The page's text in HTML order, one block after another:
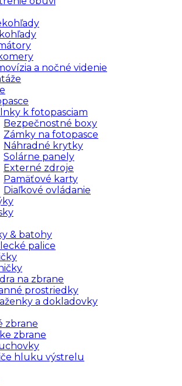
a nočné videnie
k fotopasciam
Bezpečnostné boxy
Zámky na fotopasce
Náhradné krytky
Solárne panely
Externé zdroje
Pamäťové karty
Diaľkové ovládanie
& batohy
palice
na zbrane
prostriedky
a dokladovky
zbrane
zbrane
hluku výstrelu